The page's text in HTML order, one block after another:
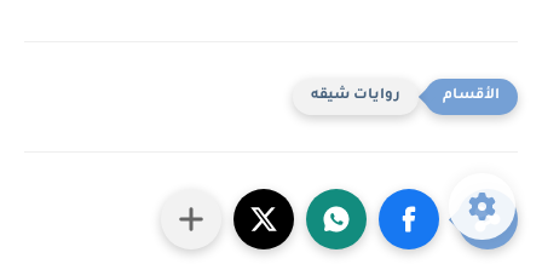
روايات شيقه